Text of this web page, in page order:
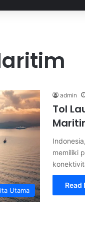
Utama
admin
Tol
memiliki
Read